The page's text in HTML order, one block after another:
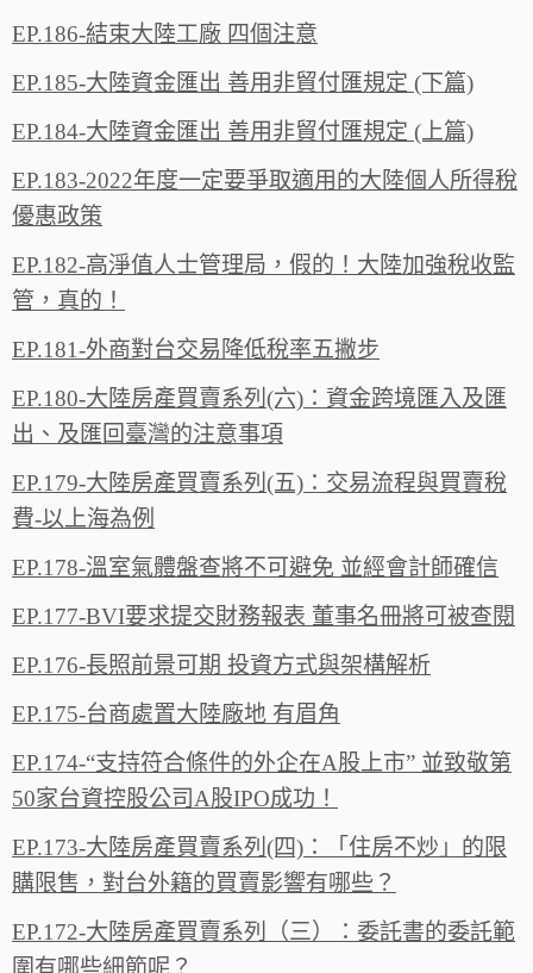
EP.186-結束大陸工廠 四個注意
EP.185-大陸資金匯出 善用非貿付匯規定 (下篇)
EP.184-大陸資金匯出 善用非貿付匯規定 (上篇)
EP.183-2022年度一定要爭取適用的大陸個人所得稅
優惠政策
EP.182-高淨值人士管理局，假的！大陸加強稅收監
管，真的！
EP.181-外商對台交易降低稅率五撇步
EP.180-大陸房產買賣系列(六)：資金跨境匯入及匯
出、及匯回臺灣的注意事項
EP.179-大陸房產買賣系列(五)：交易流程與買賣稅
費-以上海為例
EP.178-溫室氣體盤查將不可避免 並經會計師確信
EP.177-BVI要求提交財務報表 董事名冊將可被查閱
EP.176-長照前景可期 投資方式與架構解析
EP.175-台商處置大陸廠地 有眉角
EP.174-“支持符合條件的外企在A股上市” 並致敬第
50家台資控股公司A股IPO成功！
EP.173-大陸房產買賣系列(四)：「住房不炒」的限
購限售，對台外籍的買賣影響有哪些？
EP.172-大陸房產買賣系列（三）：委託書的委託範
圍有哪些細節呢？